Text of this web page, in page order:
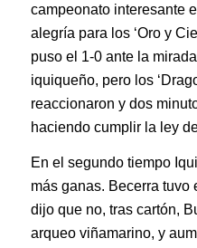
campeonato interesante
alegría para los ‘Oro y
puso el 1-0 ante la
iquiqueño, pero los
reaccionaron y dos
haciendo cumplir la ley
En el segundo tiempo
más ganas. Becerra tuvo
dijo que no, tras cartón,
arqueo viñamarino, y